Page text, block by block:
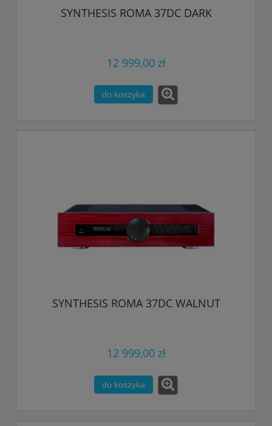
SYNTHESIS ROMA 37DC DARK
12 999,00 zł
do koszyka
SYNTHESIS ROMA 37DC WALNUT
12 999,00 zł
do koszyka